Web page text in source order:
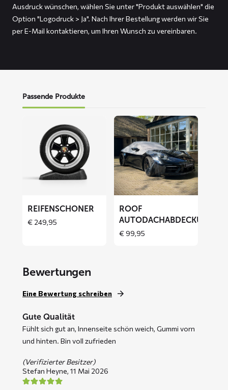
Ausdruck wünschen, wählen Sie unter "Produkt auswählen" die
Option "Logodruck > Ja". Nach Ihrer Bestellung werden wir Sie
per E-Mail kontaktieren, um Ihren Wunsch zu vereinbaren.
Passende Produkte
Reifenschoner
REIFENSCHONER
€249,95
Mehr
lesen
über
ROOF
Autodachabdeckung
ROOF
AUTODACHABDECKUNG
€99,95
Bewertungen
Eine Bewertung schreiben
Gute Qualität
Fühlt sich gut an, Innenseite schön weich, Gummi vorn
und hinten. Bin voll zufrieden
(Verifizierter Besitzer)
Stefan Heyne, 11 Mai 2026